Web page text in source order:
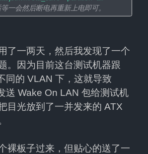
一会然后断电再重新上电即可。
了一两天，然后我发现了一个
。因为目前这台测试机器跟
同的 VLAN 下，这就导致
送 Wake On LAN 包给测试机
目光放到了一并发来的 ATX
裸板子过来，但贴心的送了一